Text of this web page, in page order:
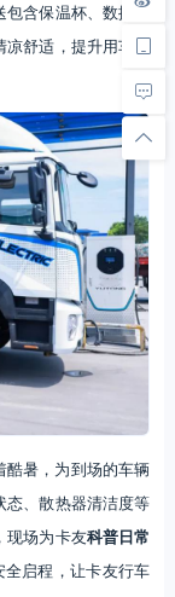
包含保温杯、数据线
凉舒适，提升用车体
酷暑，为到场的车辆
态、散热器清洁度等
现场为卡友科普日常
全启程，让卡友行车